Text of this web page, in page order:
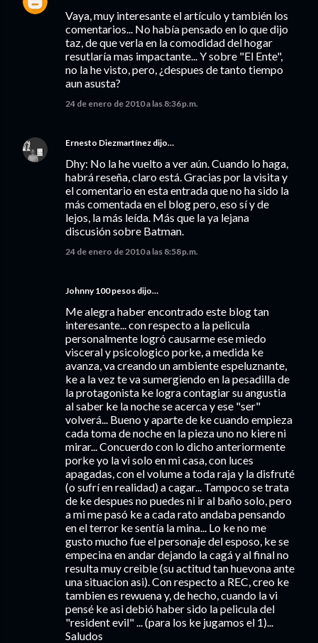
Vaya, muy interesante el artículo y también los
comentarios... No había pensado en lo que dijo
taz, de que verla en la comodidad del hogar
resutlaría mas impactante... Y sobre "El Ente",
no la he visto, pero, ¿despues de tanto tiempo
aun asusta?
24 de enero de 2010 a las 8:36 p.m.
Ernesto Diezmartínez dijo…
Dhy: No la he vuelto a ver aún. Cuando lo haga,
habrá reseña, claro está. Gracias por la visita y
el comentario en esta entrada que no ha sido la
más comentada en el blog pero, eso sí y de
lejos, la más leída. Más que la ya lejana
discusión sobre Batman.
24 de enero de 2010 a las 8:58 p.m.
Johnny 100 pesos dijo…
Me alegra haber encontrado este blog tan
interesante... con respecto a la pelicula
personalmente logró causarme ese miedo
visceral y psicologico porke, a medida ke
avanza, va creando un ambiente espeluznante,
ke a la vez te va sumergiendo en la pesadilla de
la protagonista ke logra contagiar su angustia
al saber ke la noche se acerca y ese "ser"
volverá... Bueno y aparte de ke cuando empieza
cada toma de noche en la pieza uno no kiere ni
mirar... Concuerdo con lo dicho anteriormente
porke yo la vi solo en mi casa, con luces
apagadas, con el volume a toda raja y la disfruté
(o sufrí en realidad) a cagar... Tampoco se trata
de ke despues no puedes ni ir al baño solo, pero
a mi me pasó ke a cada rato andaba pensando
en el terror ke sentía la mina... Lo ke no me
gusto mucho fue el personaje del esposo, ke se
empecina en andar dejando la cagá y al final no
resulta muy creible (su actitud tan huevona ante
una situacion asi). Con respecto a REC, creo ke
tambien es rewuena y, de hecho, cuando la vi
pensé ke asi debió haber sido la pelicula del
"resident evil" ... (para los ke jugamos el 1)...
Saludos